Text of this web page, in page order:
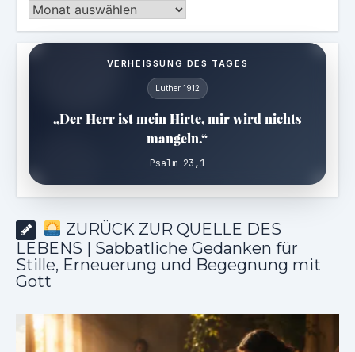
Archiv
VERHEISSUNG DES TAGES
Luther 1912
„Der Herr ist mein Hirte, mir wird nichts
mangeln.“
Psalm 23,1
ZURÜCK ZUR QUELLE DES
LEBENS | Sabbatliche Gedanken für
Stille, Erneuerung und Begegnung mit
Gott